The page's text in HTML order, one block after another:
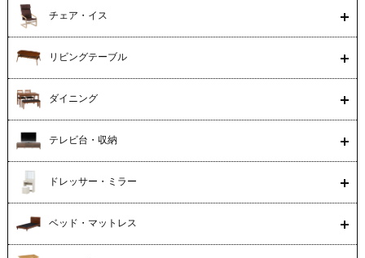
チェア・イス
リビングテーブル
ダイニング
テレビ台・収納
ドレッサー・ミラー
ベッド・マットレス